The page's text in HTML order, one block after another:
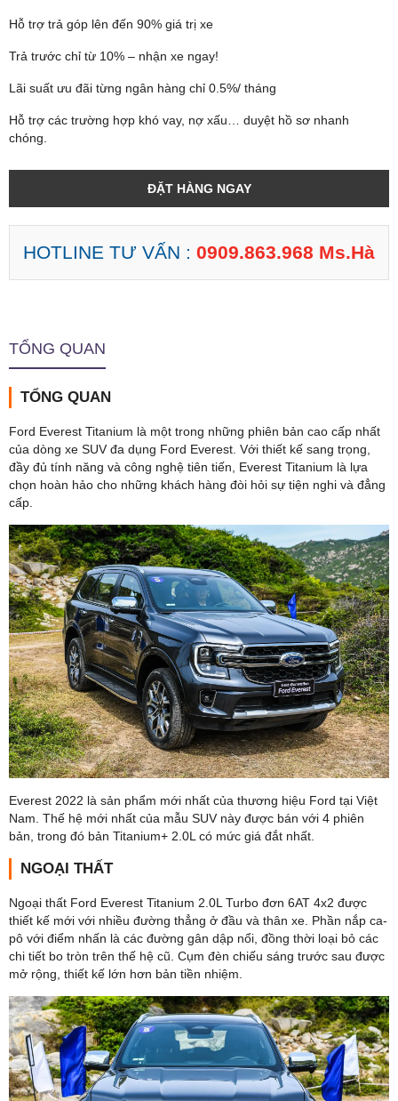
Hỗ trợ trả góp lên đến 90% giá trị xe
Trả trước chỉ từ 10% – nhận xe ngay!
Lãi suất ưu đãi từng ngân hàng chỉ 0.5%/ tháng
Hỗ trợ các trường hợp khó vay, nợ xấu… duyệt hồ sơ nhanh
chóng.
ĐẶT HÀNG NGAY
HOTLINE TƯ VẤN : 0909.863.968 Ms.Hà
TỔNG QUAN
TỔNG QUAN
Ford Everest Titanium là một trong những phiên bản cao cấp nhất
của dòng xe SUV đa dụng Ford Everest. Với thiết kế sang trọng,
đầy đủ tính năng và công nghệ tiên tiến, Everest Titanium là lựa
chọn hoàn hảo cho những khách hàng đòi hỏi sự tiện nghi và đẳng
cấp.
Everest 2022 là sản phẩm mới nhất của thương hiệu Ford tại Việt
Nam. Thế hệ mới nhất của mẫu SUV này được bán với 4 phiên
bản, trong đó bản Titanium+ 2.0L có mức giá đắt nhất.
NGOẠI THẤT
Ngoại thất Ford Everest Titanium 2.0L Turbo đơn 6AT 4x2 được
thiết kế mới với nhiều đường thẳng ở đầu và thân xe. Phần nắp ca-
pô với điểm nhấn là các đường gân dập nổi, đồng thời loại bỏ các
chi tiết bo tròn trên thế hệ cũ. Cụm đèn chiếu sáng trước sau được
mở rộng, thiết kế lớn hơn bản tiền nhiệm.